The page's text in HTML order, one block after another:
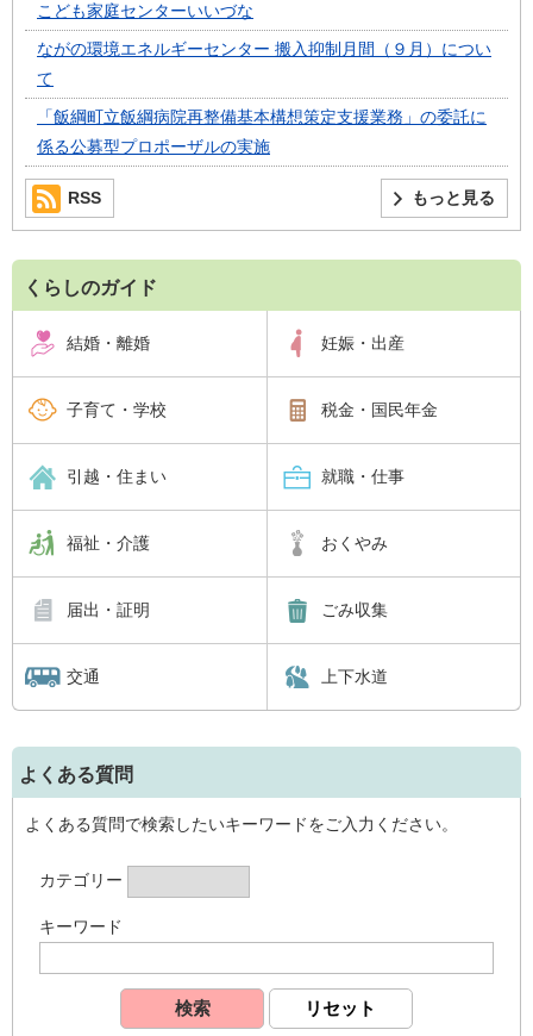
こども家庭センターいいづな
ながの環境エネルギーセンター 搬入抑制月間（９月）につい
て
「飯綱町立飯綱病院再整備基本構想策定支援業務」の委託に
係る公募型プロポーザルの実施
もっと見る
RSS
くらしのガイド
結婚・離婚 妊娠・出産
子育て・学校 税金・国民年金
引越・住まい 就職・仕事
福祉・介護 おくやみ
届出・証明 ごみ収集
交通 上下水道
よくある質問
よくある質問で検索したいキーワードをご入力ください。
カテゴリー
キーワード